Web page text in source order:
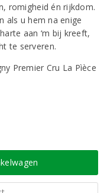
romigheid én rijkdom.
als u hem na enige
aan ‘m bij kreeft,
te serveren.